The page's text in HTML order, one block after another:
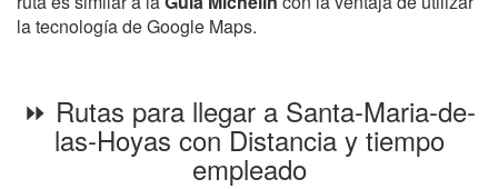
la tecnología de Google Maps.
⏩ Rutas para llegar a Santa-Maria-de-
las-Hoyas con Distancia y tiempo
empleado